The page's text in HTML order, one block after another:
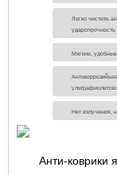
Легко чистить
ударопрочность
Мягкие,
Нет излучения,
Анти-коврики